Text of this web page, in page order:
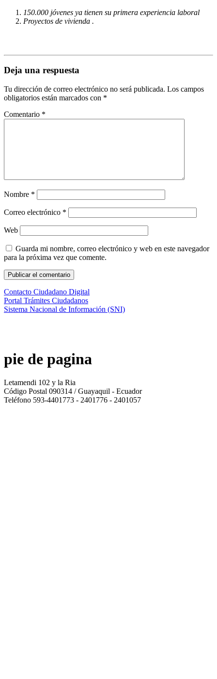
150.000 jóvenes ya tienen su primera experiencia laboral
Proyectos de vivienda .
Deja una respuesta
Tu dirección de correo electrónico no será publicada. Los campos
obligatorios están marcados con *
Comentario *
Nombre *
Correo electrónico *
Web
Guarda mi nombre, correo electrónico y web en este navegador
para la próxima vez que comente.
Contacto Ciudadano Digital
Portal Trámites Ciudadanos
Sistema Nacional de Información (SNI)
pie de pagina
Letamendi 102 y la Ria
Código Postal 090314 / Guayaquil - Ecuador
Teléfono 593-4401773 - 2401776 - 2401057